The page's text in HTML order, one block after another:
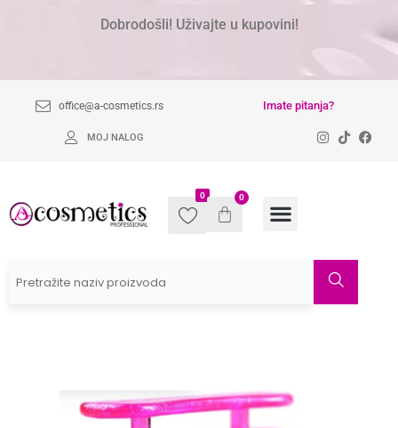
Dobrodošli! Uživajte u kupovini!
office@a-cosmetics.rs Imate pitanja?
MOJ NALOG
0 0